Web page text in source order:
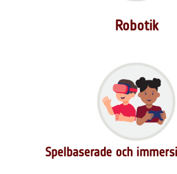
Robotik
Spelbaserade och